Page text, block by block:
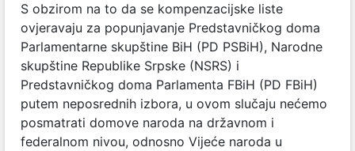
S obzirom na to da se kompenzacijske liste
ovjeravaju za popunjavanje Predstavničkog doma
Parlamentarne skupštine BiH (PD PSBiH), Narodne
skupštine Republike Srpske (NSRS) i
Predstavničkog doma Parlamenta FBiH (PD FBiH)
putem neposrednih izbora, u ovom slučaju nećemo
posmatrati domove naroda na državnom i
federalnom nivou, odnosno Vijeće naroda u